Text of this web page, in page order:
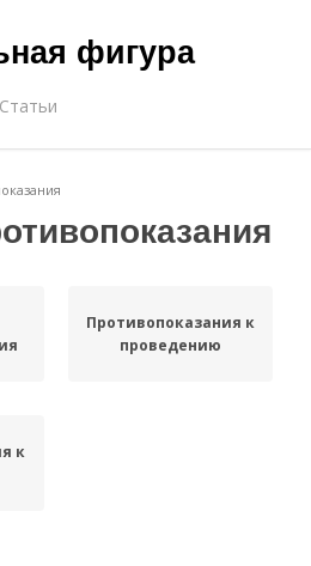
фигура
Статьи
Противопоказания к
проведению
к